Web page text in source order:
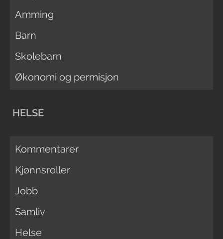
Amming
Barn
Skolebarn
Økonomi og permisjon
HELSE
Kommentarer
Kjønnsroller
Jobb
Samliv
Helse